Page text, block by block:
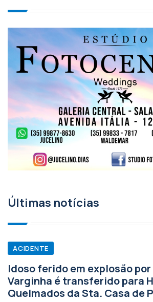
Últimas notícias
ACIDENTE
Idoso ferido em explosão por
Varginha é transferido para
Queimados da Sta. Casa de